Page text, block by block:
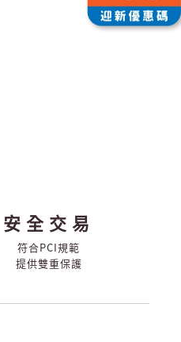
安全交易
符合PCI規範
提供雙重保護